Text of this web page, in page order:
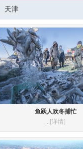
天津
鱼跃人欢冬捕忙
... [详情]